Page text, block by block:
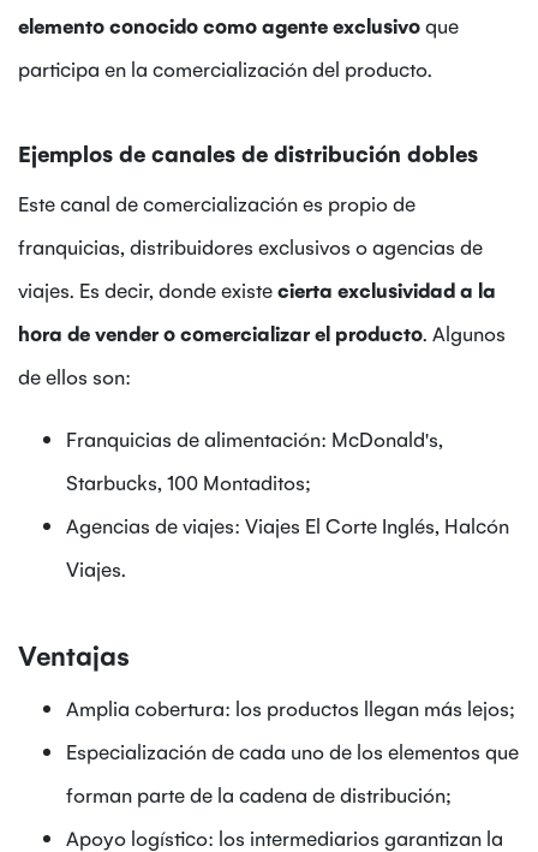
elemento conocido como agente exclusivoque
participa en la comercialización del producto.
Ejemplos de canales de distribución dobles
Este canal de comercialización es propio de
franquicias, distribuidores exclusivos o agencias de
viajes. Es decir, donde existecierta exclusividad a la
hora de vender o comercializar el producto. Algunos
de ellos son:
Franquicias de alimentación: McDonald's,
Starbucks, 100 Montaditos;
Agencias de viajes: Viajes El Corte Inglés, Halcón
Viajes.
Ventajas
Amplia cobertura: los productos llegan más lejos;
Especialización de cada uno de los elementos que
forman parte de la cadena de distribución;
Apoyo logístico: los intermediarios garantizan la